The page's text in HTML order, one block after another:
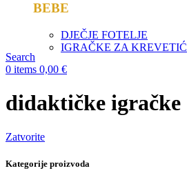
BEBE
DJEČJE FOTELJE
IGRAČKE ZA KREVETIĆ
Search
0 items 0,00 €
didaktičke igračke
Zatvorite
Kategorije proizvoda